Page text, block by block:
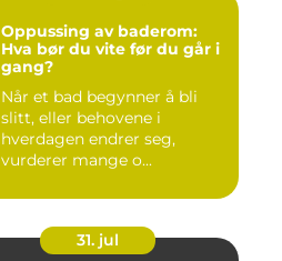
Oppussing av baderom:
Hva bør du vite før du går i
gang?
Når et bad begynner å bli
slitt, eller behovene i
hverdagen endrer seg,
vurderer mange o...
31. jul